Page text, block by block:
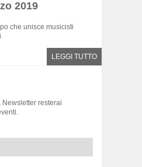
2019
che unisce musicisti
LEGGI TUTTO
Newsletter resterai